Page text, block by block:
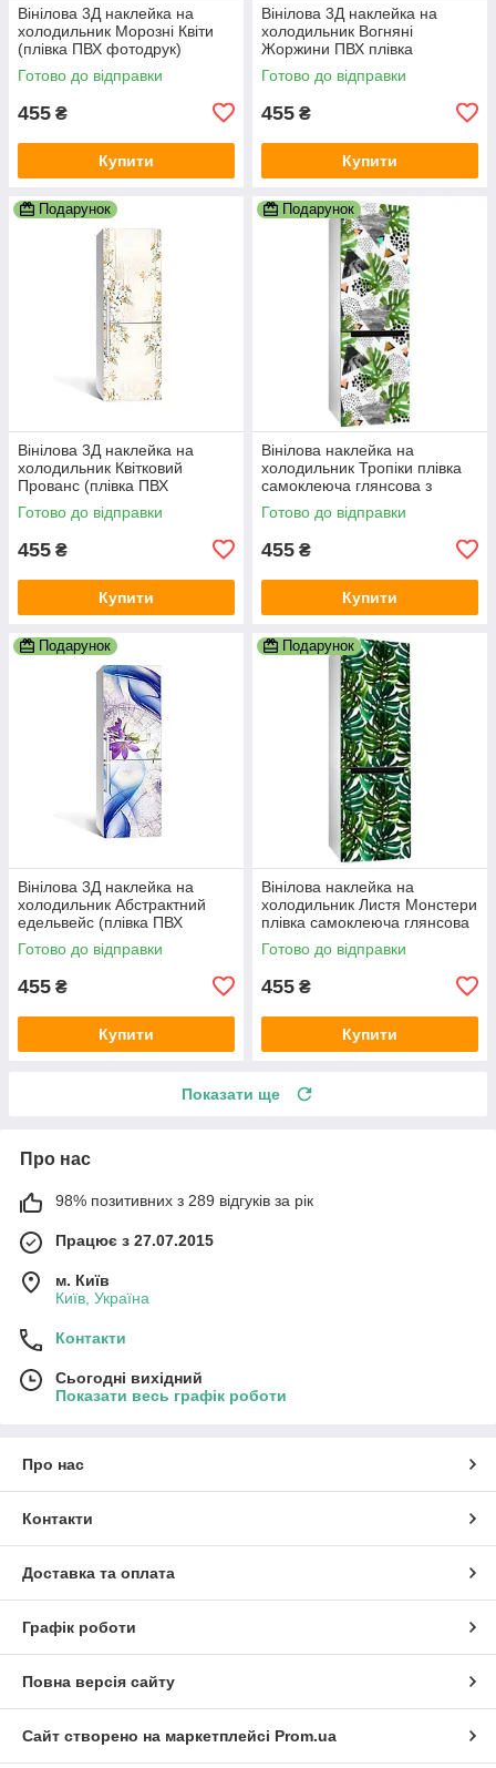
Вінілова 3Д наклейка на
холодильник Морозні Квіти
(плівка ПВХ фотодрук)
600х1800 мм Абстракція
Синій
Готово до відправки
455 ₴
Купити
Вінілова 3Д наклейка на
холодильник Вогняні
Жоржини ПВХ плівка
самоклеюча квіти Абстракція
Коричневий
Готово до відправки
455 ₴
Купити
Подарунок
Вінілова 3Д наклейка на
холодильник Квітковий
Прованс (плівка ПВХ
фотодрук) 600х1800 мм
Абстракція Бежевий
Готово до відправки
455 ₴
Купити
Подарунок
Вінілова наклейка на
холодильник Тропіки плівка
самоклеюча глянсова з
ламінацією 600х1800 мм
Готово до відправки
455 ₴
Купити
Подарунок
Вінілова 3Д наклейка на
холодильник Абстрактний
едельвейс (плівка ПВХ
фотодрук) 600х1800 мм
Абстракція Синій
Готово до відправки
455 ₴
Купити
Подарунок
Вінілова наклейка на
холодильник Листя Монстери
плівка самоклеюча глянсова
з ламінацією 600х1800 мм
Готово до відправки
455 ₴
Купити
Показати ще
Про нас
98% позитивних з 289 відгуків за рік
Працює з 27.07.2015
м. Київ
Київ, Україна
Контакти
Сьогодні вихідний
Показати весь графік роботи
Про нас
Контакти
Доставка та оплата
Графік роботи
Повна версія сайту
Сайт створено на маркетплейсі Prom.ua